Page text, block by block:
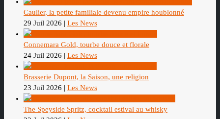
Caulier, la petite familiale devenu empire houblonné
29 Juil 2026 | Les News
Connemara Gold, tourbe douce et florale
24 Juil 2026 | Les News
Brasserie Dupont, la Saison, une religion
23 Juil 2026 | Les News
The Speyside Spritz, cocktail estival au whisky